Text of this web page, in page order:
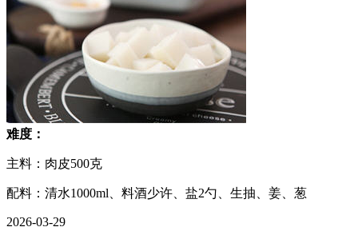
难度：
主料：肉皮500克
配料：清水1000ml、料酒少许、盐2勺、生抽、姜、葱
2026-03-29